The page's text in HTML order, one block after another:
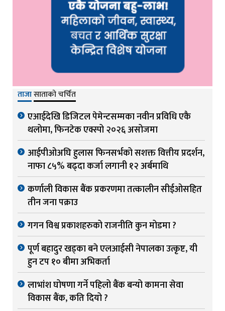
ताजासाताको चर्चित
एआईदेखि डिजिटल पेमेन्टसम्मका नवीन प्रविधि एकै
थलोमा, फिनटेक एक्स्पो २०२६ असोजमा
आईपीओअघि हुलास फिनसर्भको सशक्त वित्तीय प्रदर्शन,
नाफा ८५% बढ्दा कर्जा लगानी १२ अर्बमाथि
कर्णाली विकास बैंक प्रकरणमा तत्कालीन सीईओसहित
तीन जना पक्राउ
गगन विश्व प्रकाशहरुको राजनीति कुन मोडमा ?
पूर्ण बहादुर खड्का बने एलआईसी नेपालका उत्कृष्ट, यी
हुन टप १० बीमा अभिकर्ता
लाभांश घोषणा गर्ने पहिलो बैंक बन्यो कामना सेवा
विकास बैंक, कति दियो ?